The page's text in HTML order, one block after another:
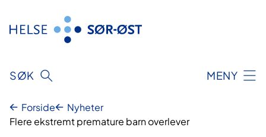
innhold
SØK MENY
Forside
Nyheter
Flere ekstremt premature barn overlever